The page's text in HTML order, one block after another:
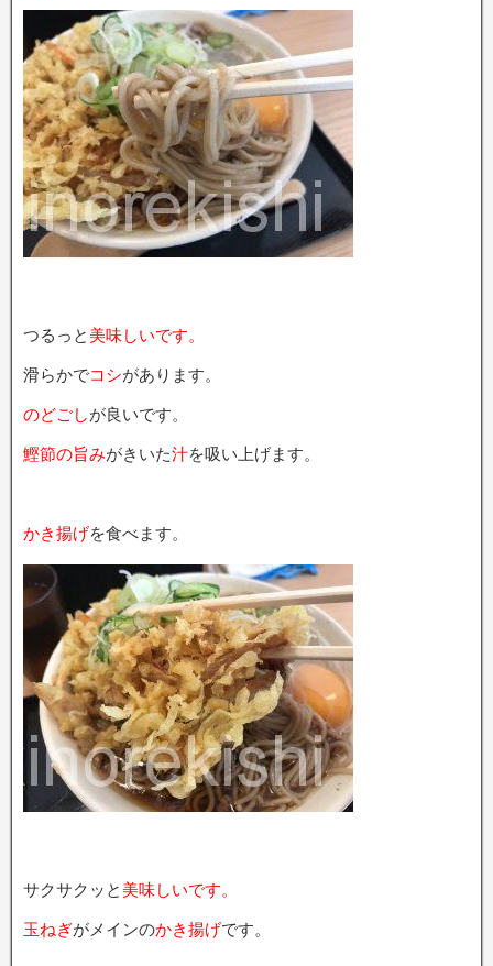
つるっと 美味しいです。
滑らかでコシがあります。
のどごしが良いです。
鰹節の旨みがきいた汁を吸い上げます。
かき揚げを食べます。
サクサクッと 美味しいです。
玉ねぎがメインのかき揚げです。